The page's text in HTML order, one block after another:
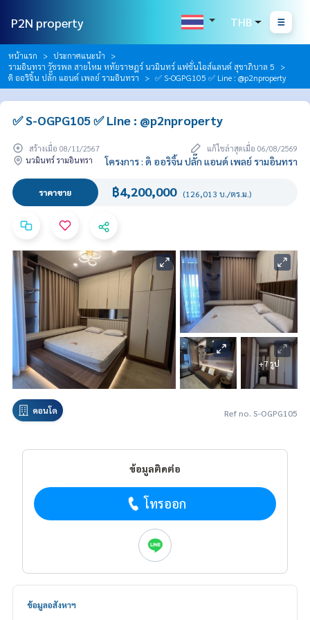
P2N property THB
หน้าแรก
ประกาศแนะนำ
รามอินทรา วัชรพล สายไหม หทัยราษฎร์ นวมินทร์ แฟชั่นไอส์แลนด์ สุขาภิบาล 5
ดิ ออริจิ้น ปลั๊ก แอนด์ เพลย์ รามอินทรา
✅ S-OGPG105 ✅ Line : @p2nproperty
✅ S-OGPG105 ✅ Line : @p2nproperty
สร้างเมื่อ 08/11/2567
แก้ไขล่าสุดเมื่อ 06/08/2569
นวมินทร์ รามอินทรา
โครงการ : ดิ ออริจิ้น ปลั๊ก แอนด์ เพลย์ รามอินทรา
ราคาขาย ฿4,200,000 (126,013 บ./ตร.ม.)
+7 รูป
คอนโด Ref no. S-OGPG105
ข้อมูลติดต่อ
โทรออก
ข้อมูลอสังหาฯ